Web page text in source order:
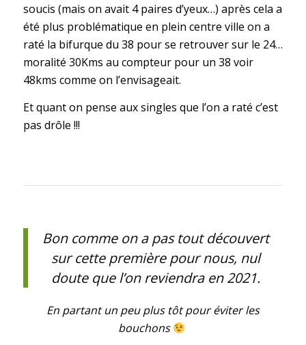
soucis (mais on avait 4 paires d’yeux…) après cela a
été plus problématique en plein centre ville on a
raté la bifurque du 38 pour se retrouver sur le 24…
moralité 30Kms au compteur pour un 38 voir
48kms comme on l’envisageait.
Et quant on pense aux singles que l’on a raté c’est
pas drôle !!!
Bon comme on a pas tout découvert
sur cette première pour nous, nul
doute que l’on reviendra en 2021.
En partant un peu plus tôt pour éviter les
bouchons